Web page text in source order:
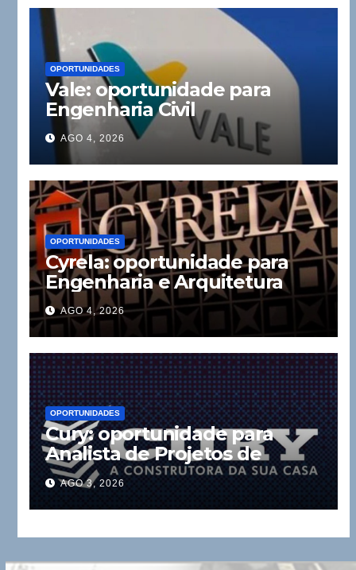
OPORTUNIDADES
Vale: oportunidade para
Engenharia Civil
AGO 4, 2026
OPORTUNIDADES
Cyrela: oportunidade para
Engenharia e Arquitetura
AGO 4, 2026
OPORTUNIDADES
Cury: oportunidade para
Analista de Projetos de
Instalações
AGO 3, 2026